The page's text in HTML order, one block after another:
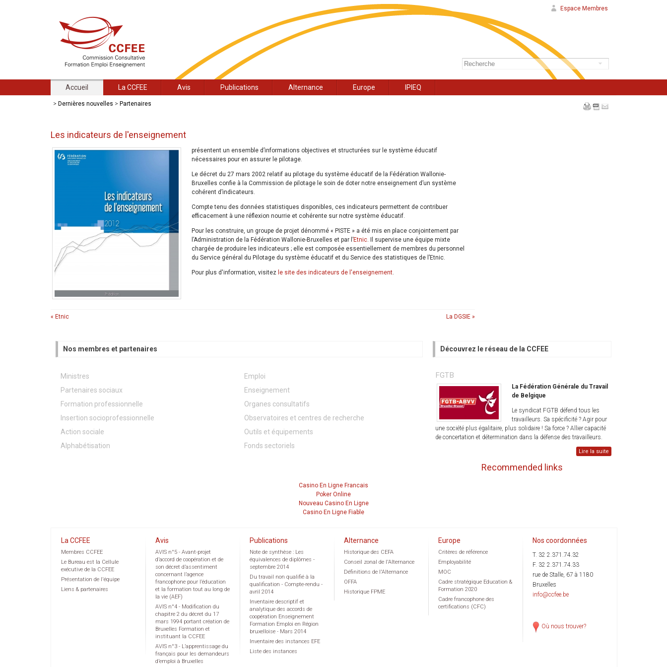
Espace Membres
Accueil La CCFEE Avis Publications Alternance Europe IPIEQ
> Dernières nouvelles > Partenaires
Les indicateurs de l'enseignement
présentent un ensemble d’informations objectives et structurées sur le système éducatif
nécessaires pour en assurer le pilotage.
Le décret du 27 mars 2002 relatif au pilotage du système éducatif de la Fédération Wallonie-
Bruxelles confie à la Commission de pilotage le soin de doter notre enseignement d’un système
cohérent d’indicateurs.
Compte tenu des données statistiques disponibles, ces indicateurs permettent de contribuer
efficacement à une réflexion nourrie et cohérente sur notre système éducatif.
Pour les construire, un groupe de projet dénommé « PISTE » a été mis en place conjointement par
l’Administration de la Fédération Wallonie-Bruxelles et par l’Etnic. Il supervise une équipe mixte
chargée de produire les indicateurs ; elle est composée essentiellement de membres du personnel
du Service général du Pilotage du système éducatif et du Service des statistiques de l’Etnic.
Pour plus d'information, visitez le site des indicateurs de l'enseignement.
« Etnic La DGSIE »
Nos membres et partenaires
Ministres
Partenaires sociaux
Formation professionnelle
Insertion socioprofessionnelle
Action sociale
Alphabétisation
Emploi
Enseignement
Organes consultatifs
Observatoires et centres de recherche
Outils et équipements
Fonds sectoriels
Découvrez le réseau de la CCFEE
FGTB
La Fédération Générale du Travail
de Belgique
Le syndicat FGTB défend tous les
travailleurs. Sa spécificité ? Agir pour
une société plus égalitaire, plus solidaire ! Sa force ? Allier capacité
de concertation et détermination dans la défense des travailleurs.
Lire la suite
Recommended links
Casino En Ligne Francais
Poker Online
Nouveau Casino En Ligne
Casino En Ligne Fiable
La CCFEE
Membres CCFEE
Le Bureau est la Cellule
exécutive de la CCFEE
Présentation de l'équipe
Liens & partenaires
Avis
AVIS n°5 - Avant-projet
d’accord de coopération et de
son décret d’assentiment
concernant l’agence
francophone pour l’éducation
et la formation tout au long de
la vie (AEF)
AVIS n°4 - Modification du
chapitre 2 du décret du 17
mars 1994 portant création de
Bruxelles Formation et
instituant la CCFEE
AVIS n°3 - L’apprentissage du
français pour les demandeurs
d’emploi à Bruxelles
Publications
Note de synthèse : Les
équivalences de diplômes -
septembre 2014
Du travail non qualifié à la
qualification - Compte-rendu -
avril 2014
Inventaire descriptif et
analytique des accords de
coopération Enseignement
Formation Emploi en Région
bruxelloise - Mars 2014
Inventaire des instances EFE
Liste des instances
Alternance
Historique des CEFA
Conseil zonal de l'Alternance
Définitions de l'Alternance
OFFA
Historique FPME
Europe
Critères de référence
Employabilité
MOC
Cadre stratégique Education &
Formation 2020
Cadre francophone des
certifications (CFC)
Nos coordonnées
T. 32 2.371.74.32
F. 32 2.371.74.33
rue de Stalle, 67 à 1180
Bruxelles
info@ccfee.be
Où nous trouver?